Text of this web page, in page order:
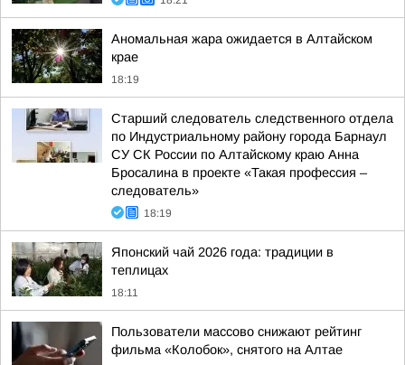
Аномальная жара ожидается в Алтайском
крае
18:19
Старший следователь следственного отдела
по Индустриальному району города Барнаул
СУ СК России по Алтайскому краю Анна
Бросалина в проекте «Такая профессия –
следователь»
18:19
Японский чай 2026 года: традиции в
теплицах
18:11
Пользователи массово снижают рейтинг
фильма «Колобок», снятого на Алтае